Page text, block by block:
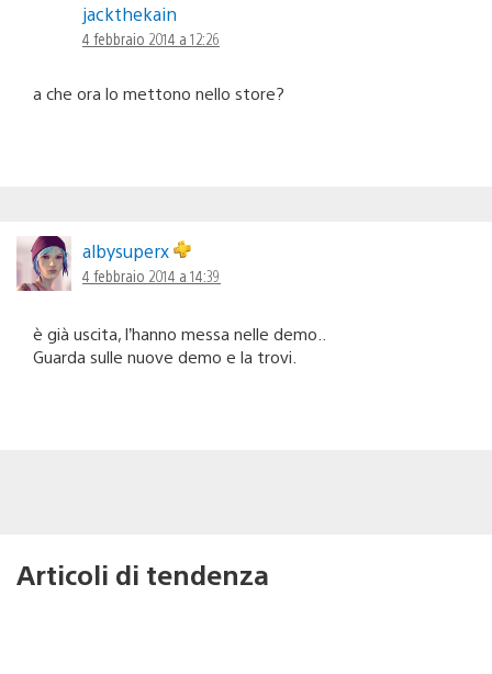
jackthekain
4 febbraio 2014 a 12:26
a che ora lo mettono nello store?
albysuperx
4 febbraio 2014 a 14:39
è già uscita, l’hanno messa nelle demo..
Guarda sulle nuove demo e la trovi.
Articoli di tendenza